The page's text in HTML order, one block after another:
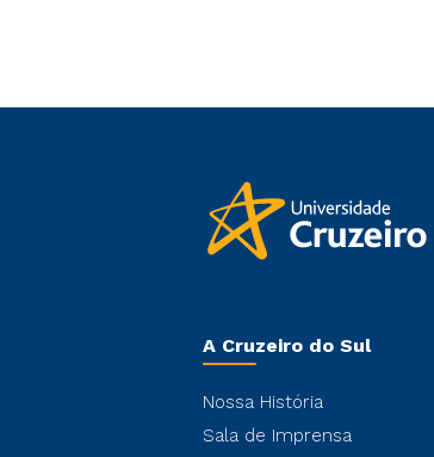
A Cruzeiro do Sul
Nossa História
Sala de Imprensa